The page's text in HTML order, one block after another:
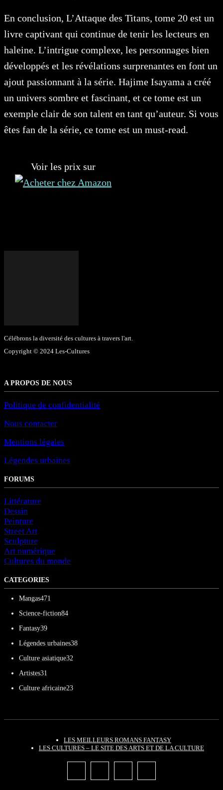
En conclusion, L’Attaque des Titans, tome 20 est un
livre captivant qui continue de tenir les lecteurs en
haleine. L’intrigue complexe, les personnages bien
développés et les révélations surprenantes en font un
ajout passionnant à la série. Hajime Isayama a créé
un univers sombre et fascinant, et ce tome est un
exemple clair de son talent en tant qu’auteur. Si vous
êtes fan de la série, ce tome est un must-read.
Voir les prix sur
Célébrons la diversité des cultures à travers l'art.
Copyright © 2024 Les-Cultures
A PROPOS DE NOUS
Politique de confidentialité
Nous contacter
Mentions légales
Légendes urbaines
FORUMS
Littérature
Dessin
Peinture
Street Art
Sculpture
Art numérique
Cultures du monde
CATEGORIES
Mangas471
Science-fiction84
Fantasy39
Légendes urbaines38
Culture asiatique32
Artistes31
Culture africaine23
LES MEILLEURS ROMANS FANTASY
LES CULTURES – LE SITE DES ARTS ET DE LA CULTURE